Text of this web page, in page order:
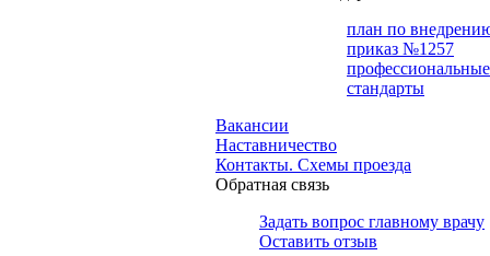
план по
приказ №1257
профессиональные
стандарты
Вакансии
Наставничество
Контакты. Схемы проезда
Обратная связь
Задать вопрос главному врачу
Оставить отзыв